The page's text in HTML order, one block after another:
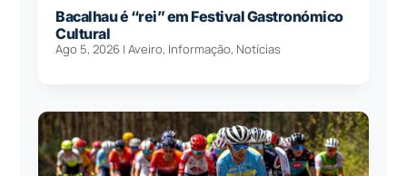
Bacalhau é “rei” em Festival Gastronómico
Cultural
Ago 5, 2026 |Aveiro, Informação, Notícias